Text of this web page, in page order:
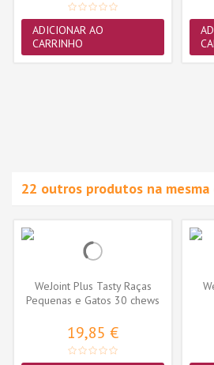
ADICIONAR AO
CARRINHO
22 outros produtos na
WeJoint Plus Tasty Raças
Pequenas e Gatos 30 chews
19,85 €